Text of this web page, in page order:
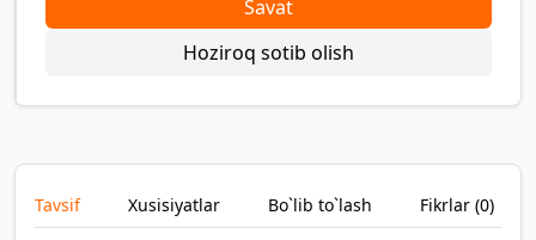
Savat
Hoziroq sotib olish
Tavsif Xusisiyatlar Bo`lib to`lash Fikrlar (0)